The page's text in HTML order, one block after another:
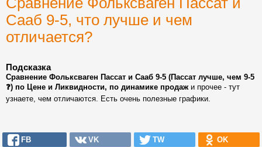
Сааб 9-5, что лучше и чем
отличается?
Подсказка
Сравнение Фольксваген Пассат и Сааб 9-5 (Пассат лучше, чем 9-5
❓) по Цене и Ликвидности, по динамике продажи прочее - тут
узнаете, чем отличаются. Есть очень полезные графики.
FB VK TW OK